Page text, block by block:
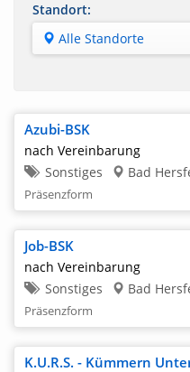
Integrationskurse
Berufssprachkurse
Weitere
Coaching
Weiterbildung
Private
Sonstiges
Standort:
Alle Standorte
Bad Langensalza
Bad Sooden Allendorf
Bensheim
Biedenkopf
Diez
Dillenburg
Eisenach
Eschwege
Azubi-BSK
nach Vereinbarung
Sonstiges
Bad
Präsenzform
Job-BSK
nach Vereinbarung
Sonstiges
Bad
Präsenzform
K.U.R.S. - Kümmern